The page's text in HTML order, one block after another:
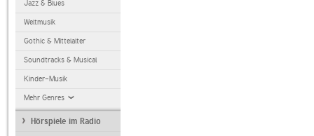
Jazz & Blues
Weltmusik
Gothic & Mittelalter
Soundtracks & Musical
Kinder-Musik
Mehr Genres
Hörspiele im Radio